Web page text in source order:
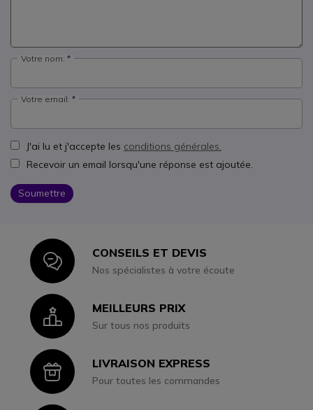
Votre nom:
Votre email:
J'ai lu et j'accepte les conditions générales.
Recevoir un email lorsqu'une réponse est ajoutée.
Soumettre
IconCONSEILS ET DEVIS
Nos spécialistes à votre écoute
IconMEILLEURS PRIX
Sur tous nos produits
IconLIVRAISON EXPRESS
Pour toutes les commandes